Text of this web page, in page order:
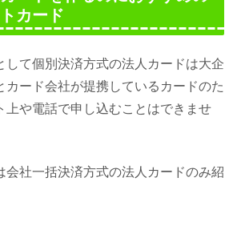
カード
して個別決済方式の法人カードは大企
カード会社が提携しているカードのた
上や電話で申し込むことはできませ
会社一括決済方式の法人カードのみ紹